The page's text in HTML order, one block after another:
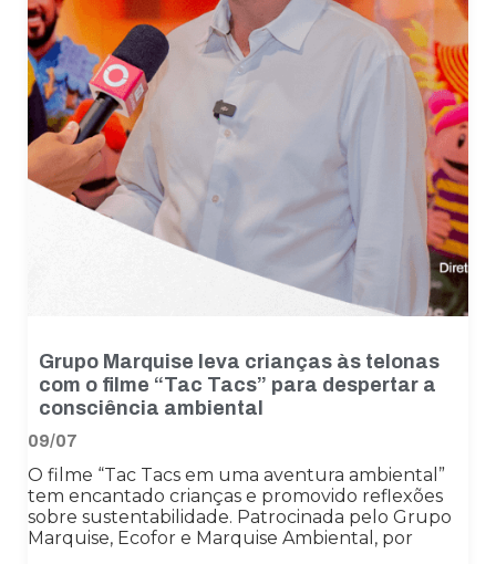
Grupo Marquise leva crianças às telonas
com o filme “Tac Tacs” para despertar a
consciência ambiental
09/07
O filme “Tac Tacs em uma aventura ambiental”
tem encantado crianças e promovido reflexões
sobre sustentabilidade. Patrocinada pelo Grupo
Marquise, Ecofor e Marquise Ambiental, por